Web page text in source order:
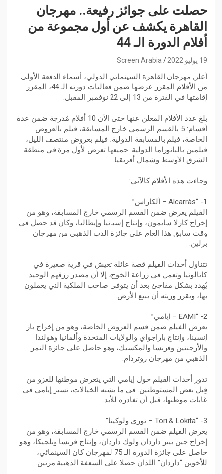
حصلت على جوائز رفيعة.. مهرجان
القاهرة يكشف عن أول مجموعة من
أفلام الدورة الـ 44
19 يوليو 2022 Screen Arabia
أعلن مهرجان القاهرة السينمائي الدولي، أسماء الدفعة الأولى
من الأفلام المقرر عرضها ضمن فعاليات دورته الـ 44، المقرر
إقامتها في الفترة من 13 إلى 22 نوفمبر المقبل.
بلغ عدد الأفلام المعلن عنها حتى الآن 10 أفلام مُدرجة ضمن عدة
أقسام: 5 بالقسم الرسمي خارج المسابقة، فيلم بالعروض
الخاصة، فيلم بالمسابقة الدولية، فيلم بعروض منتصف الليل،
فيلمين بالبانوراما الدولية. جميعها تعرض لأول مرة في منطقة
الشرق الأوسط وشمال أفريقيا.
وجاءت هذه الأفلام كالآتي:
1- “Alcarràs – ألكاراس”
الفيلم يعرض ضمن القسم الرسمي خارج المسابقة، وهو من
إخراج كارلا سايمون، وإنتاج إسبانيا وإيطاليا، وكان قد حصل في
وقت سابق هذا العام على جائزة الدب الذهبي من مهرجان
برلين.
تتناول أحداث الفيلم قصة عائلة تعيش في قرية صغيرة في
كاتالونيا وتعمل في زراعة الخوخ، إلا أن مصدر رزقهم الوحيد
يُهدد بشكل مفاجئ بعد أن يتوفى صاحب الملكية التي يعملون
بها، ويقرر وريثه أن يبيع الأرض.
2- “EAMI – إيامي”
يعرض الفيلم ضمن قسم العروض الخاصة، وهو من إخراج باز
إنسينا، وإنتاج باراجواي والولايات المتحدة وألمانيا وهولندا
والأرجنتين وفرنسا والمكسيك، وهو حاصل على جائزة النمر
الذهبي من مهرجان روتردام.
تدور أحداث الفيلم حول إيامي التي يتعرض موطنها للغزو من
قِبل بعض المستوطنين. في ما يشبه الخيالات، تسير إيامي في
غابات موطنها، قبل أن تغادره للأبد.
3- “Tori & Lokita – توري ولوكيتا”
يعرض الفيلم ضمن القسم الرسمي خارج المسابقة، وهو من
إخراج جين بيير داردان ولوك داردان، وإنتاج فرنسا وبلجيكا، وهو
حاصل على جائزة الدورة الـ 75 لمهرجان كان السينمائي،
للأخوين “داردان” اللذان حصلا على السعفة الذهبية مرتين.